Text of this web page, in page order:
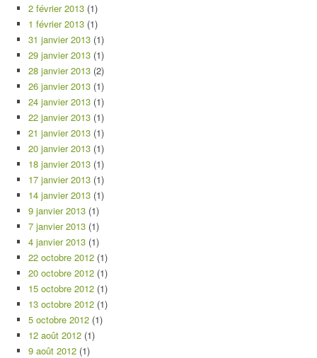
2 février 2013 (1)
1 février 2013 (1)
31 janvier 2013 (1)
29 janvier 2013 (1)
28 janvier 2013 (2)
26 janvier 2013 (1)
24 janvier 2013 (1)
22 janvier 2013 (1)
21 janvier 2013 (1)
20 janvier 2013 (1)
18 janvier 2013 (1)
17 janvier 2013 (1)
14 janvier 2013 (1)
9 janvier 2013 (1)
7 janvier 2013 (1)
4 janvier 2013 (1)
22 octobre 2012 (1)
20 octobre 2012 (1)
15 octobre 2012 (1)
13 octobre 2012 (1)
5 octobre 2012 (1)
12 août 2012 (1)
9 août 2012 (1)